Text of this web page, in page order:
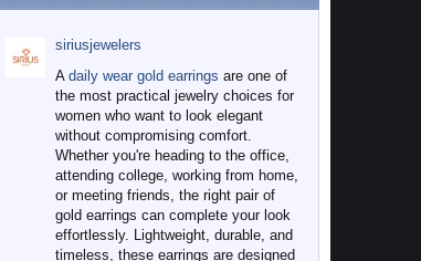
siriusjewelers
A daily wear gold earrings are one of
the most practical jewelry choices for
women who want to look elegant
without compromising comfort.
Whether you're heading to the office,
attending college, working from home,
or meeting friends, the right pair of
gold earrings can complete your look
effortlessly. Lightweight, durable, and
timeless, these earrings are designed